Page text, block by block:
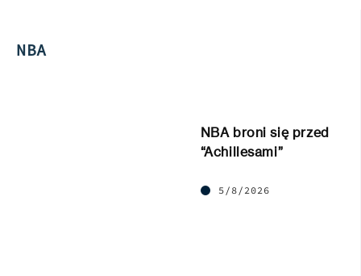
NBA
NBA broni się przed
“Achillesami”
5/8/2026